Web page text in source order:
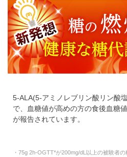
5-ALA(5-アミノレブリン酸リン酸
で、血糖値が高めの方の食後血糖
が報告されています。
・75g 2h-OGTT*が200mg/dL以上の被験者